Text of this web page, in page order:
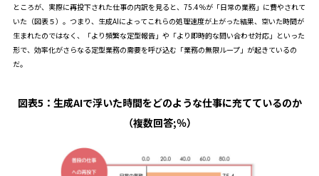
ところが、実際に再投下された仕事の内訳を見ると、75.4％が「日常の業務」に費やされて
いた（図表５）。つまり、生成AIによってこれらの処理速度が上がった結果、空いた時間が
生まれたのではなく、「より頻繁な定型報告」や「より即時的な問い合わせ対応」といった
形で、効率化がさらなる定型業務の需要を呼び込む「業務の無限ループ」が起きているの
だ。
図表5： 生成AIで浮いた時間をどのような仕事に充てているのか
（複数回答;％）